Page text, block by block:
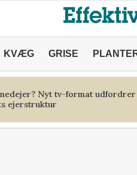
KVÆG GRISE
Nyt tv-format udfordrer
ejerstruktur